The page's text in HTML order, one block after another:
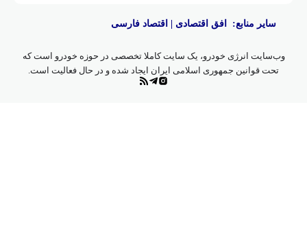
سایر منابع:افق اقتصادی|اقتصاد فارسی
وب‌سایت انرژی خودرو، یک سایت کاملا تخصصی در حوزه خودرو است که
تحت قوانین جمهوری اسلامی ایران ایجاد شده و در حال فعالیت است.